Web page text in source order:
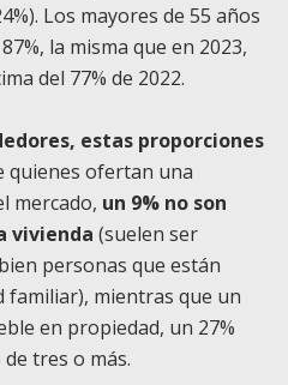
Los mayores de 55 años
la misma que en 2023,
del 77% de 2022.
estas proporciones
quienes ofertan una
mercado, un 9% no son
vivienda (suelen ser
personas que están
familiar), mientras que un
en propiedad, un 27%
tres o más.